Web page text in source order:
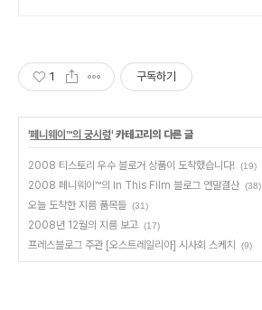
1 구독하기
'페니웨이™의 궁시렁' 카테고리의 다른 글
2008 티스토리 우수 블로거 상품이 도착했습니다! (19)
2008 페니웨이™의 In This Film 블로그 연말결산 (38)
오늘 도착한 지름 품목들 (31)
2008년 12월의 지름 보고 (17)
프레스블로그 주관 [오스트레일리아] 시사회 스케치 (9)